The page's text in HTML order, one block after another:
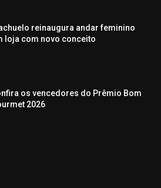
reinaugura andar feminino
loja com novo conceito
os vencedores do Prêmio Bom
2026